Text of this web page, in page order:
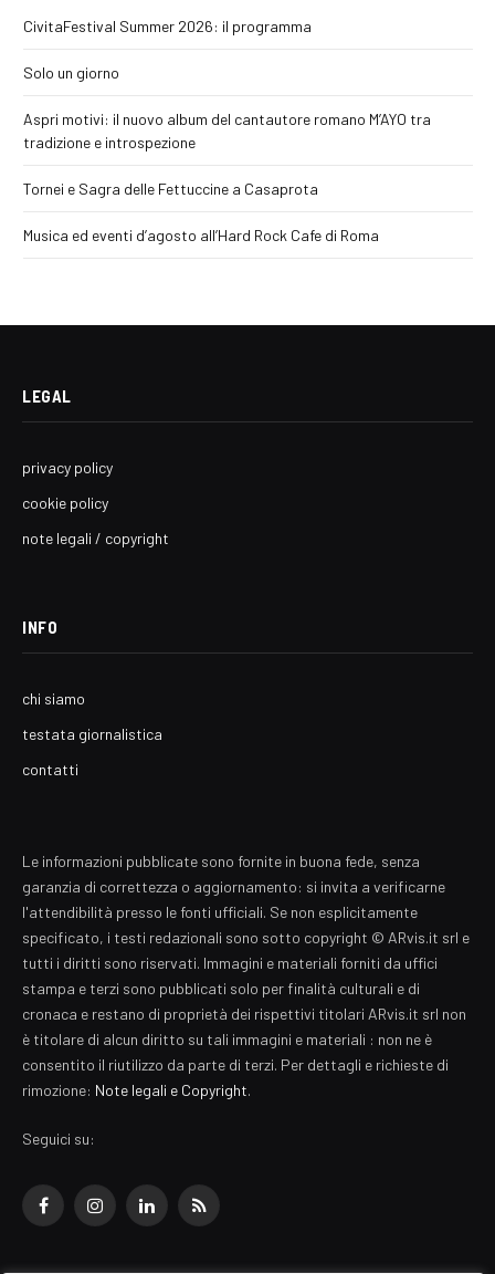
CivitaFestival Summer 2026: il programma
Solo un giorno
Aspri motivi: il nuovo album del cantautore romano M’AYO tra
tradizione e introspezione
Tornei e Sagra delle Fettuccine a Casaprota
Musica ed eventi d’agosto all’Hard Rock Cafe di Roma
LEGAL
privacy policy
cookie policy
note legali / copyright
INFO
chi siamo
testata giornalistica
contatti
Le informazioni pubblicate sono fornite in buona fede, senza
garanzia di correttezza o aggiornamento: si invita a verificarne
l'attendibilità presso le fonti ufficiali. Se non esplicitamente
specificato, i testi redazionali sono sotto copyright © ARvis.it srl e
tutti i diritti sono riservati. Immagini e materiali forniti da uffici
stampa e terzi sono pubblicati solo per finalità culturali e di
cronaca e restano di proprietà dei rispettivi titolari ARvis.it srl non
è titolare di alcun diritto su tali immagini e materiali : non ne è
consentito il riutilizzo da parte di terzi. Per dettagli e richieste di
rimozione: Note legali e Copyright.
Seguici su:
FacebookInstagramLinkedInRSS